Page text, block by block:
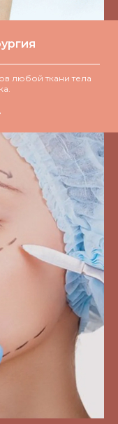
любой ткани тела